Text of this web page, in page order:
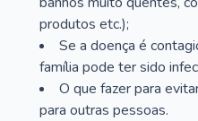
produtos etc.);
Se a doença é
família pode ter sido
O que fazer para
para outras pessoas.